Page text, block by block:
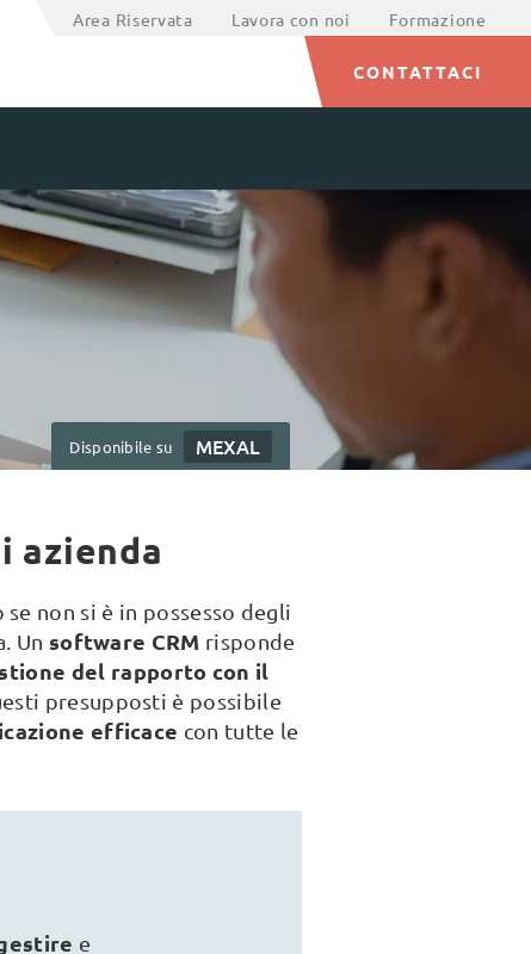
Area Riservata Lavora con noi Formazione
CONTATTACI
Disponibile su MEXAL
azienda
non si è in possesso degli
Un software CRM risponde
del rapporto con il
presupposti è possibile
efficace con tutte le
e